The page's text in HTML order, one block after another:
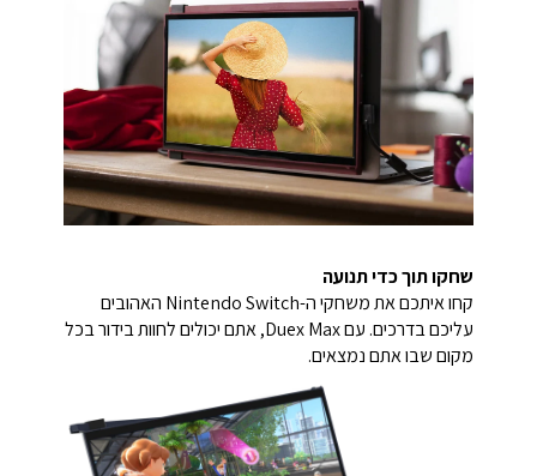
שחקו תוך כדי תנועה
קחו איתכם את משחקי ה-Nintendo Switch האהובים
עליכם בדרכים. עם Duex Max, אתם יכולים לחוות בידור בכל
מקום שבו אתם נמצאים.